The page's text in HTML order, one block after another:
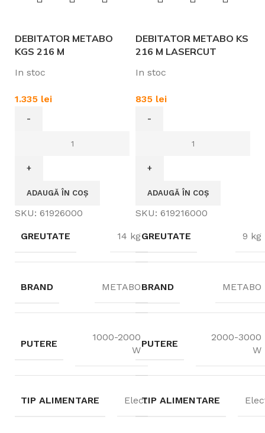
DEBITATOR METABO
KGS 216 M
In stoc
1.335 lei
ADAUGĂ ÎN COȘ
SKU: 61926000
GREUTATE 14 kg
BRAND METABO
PUTERE
1000-2000
W
TIP ALIMENTARE Electric
DEBITATOR METABO KS
216 M LASERCUT
In stoc
835 lei
ADAUGĂ ÎN COȘ
SKU: 619216000
GREUTATE 9 kg
BRAND METABO
PUTERE
2000-3000
W
TIP ALIMENTARE